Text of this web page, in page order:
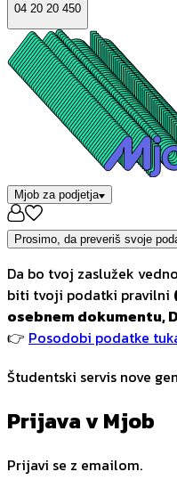
04 20 20 450
Mjob za podjetja
Prosimo, da preveriš svoje
Da bo tvoj zaslužek
biti tvoji podatki pravilni
osebnem dokumentu,
👉 Posodobi podatke
Študentski servis nove
Prijava v Mjob
Prijavi se z emailom.